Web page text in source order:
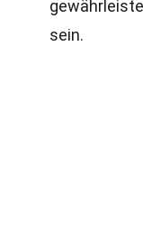
sein.